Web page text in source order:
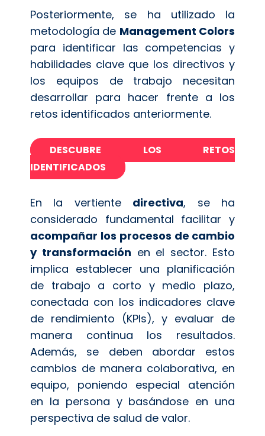
Posteriormente, se ha utilizado la
metodología de Management Colors
para identificar las competencias y
habilidades clave que los directivos y
los equipos de trabajo necesitan
desarrollar para hacer frente a los
retos identificados anteriormente.
DESCUBRE LOS RETOS
IDENTIFICADOS
En la vertiente directiva, se ha
considerado fundamental facilitar y
acompañar los procesos de cambio
y transformación en el sector. Esto
implica establecer una planificación
de trabajo a corto y medio plazo,
conectada con los indicadores clave
de rendimiento (KPIs), y evaluar de
manera continua los resultados.
Además, se deben abordar estos
cambios de manera colaborativa, en
equipo, poniendo especial atención
en la persona y basándose en una
perspectiva de salud de valor.